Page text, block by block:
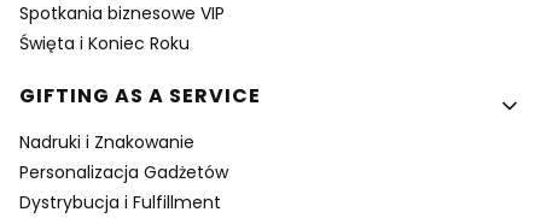
Spotkania biznesowe VIP
Święta i Koniec Roku
GIFTING AS A SERVICE
Nadruki i Znakowanie
Personalizacja Gadżetów
Dystrybucja i Fulfillment